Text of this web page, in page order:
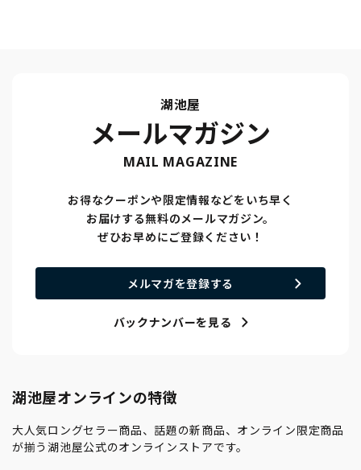
湖池屋
メールマガジン
MAIL MAGAZINE
お得なクーポンや限定情報などをいち早く
お届けする無料のメールマガジン。
ぜひお早めにご登録ください！
メルマガを登録する
バックナンバーを見る
湖池屋オンラインの特徴
大人気ロングセラー商品、話題の新商品、オンライン限定商品
が揃う湖池屋公式のオンラインストアです。